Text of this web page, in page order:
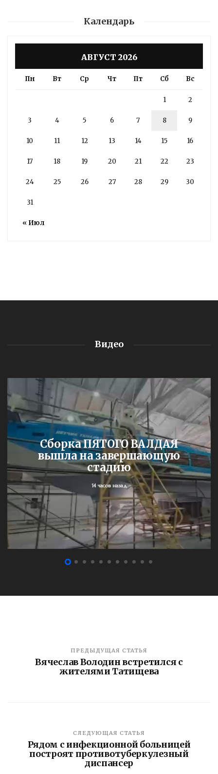
Календарь
АВГУСТ 2026
Пн Вт Ср Чт Пт Сб Вс
« Июл
1 2
3 4 5 6 7 8 9
10 11 12 13 14 15 16
17 18 19 20 21 22 23
24 25 26 27 28 29 30
31
Видео
Сборка ПЯТОГО ВАЛДАЯ
вышла на завершающую
стадию
14 часов назад
ПРЕДЫДУЩАЯ СТАТЬЯ
Вячеслав Володин встретился с
жителями Татищева
СЛЕДУЮЩАЯ СТАТЬЯ
Рядом с инфекционной больницей
построят противотуберкулезный
диспансер